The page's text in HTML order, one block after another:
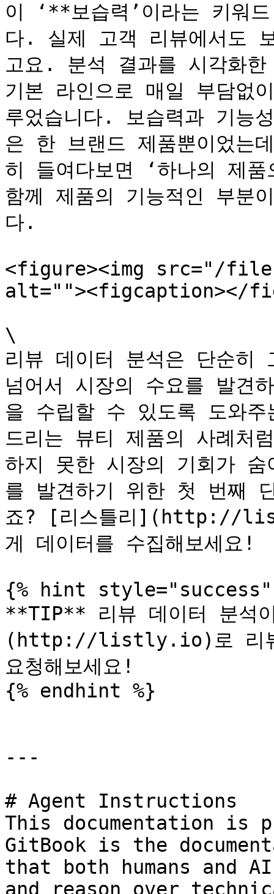
이 ‘**보습력’이라는 키워
다. 실제 고객 리뷰에서도
고요. 분석 결과를 시각화
기본 라인으로 매일 부담없
루었습니다. 보습력과 기능
은 한 브랜드 제품뿐이었
히 들여다보면 ‘하나의 제
함께 제품의 기능적인 부분
다.
<figure><img src="/
alt=""><figcaption></
\
리뷰 데이터 분석은 단순히
넘어서 시장의 수요를 발견
을 수립할 수 있도록 도와
드리는 뷰티 제품의 사례처
하지 못한 시장의 기회가
를 발견하기 위한 첫 번째
죠? [리스틀리](http://
게 데이터를 수집해보세요!
{% hint style="success"
**TIP** 리뷰 데이터 분석
(http://listly.io)로 리뷰
요청해보세요!
{% endhint %}
---
# Agent Instructions
This documentation is
GitBook is the
that both humans and
and reason over